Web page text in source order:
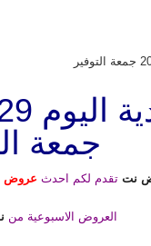
جمعة
نت تقدم لكم احدث عروض
العروض الاسبوعية من